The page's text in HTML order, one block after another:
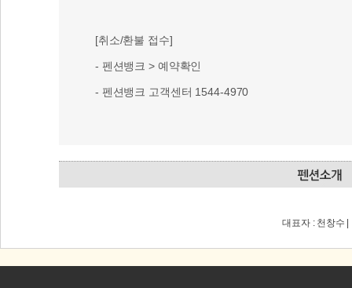
[취소/환불 접수]
- 펜션뱅크 > 예약확인
- 펜션뱅크 고객센터 1544-4970
대표자 : 천창수